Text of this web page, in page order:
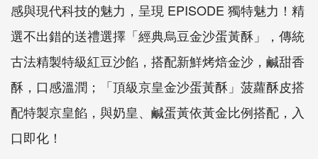
感與現代科技的魅力，呈現 EPISODE 獨特魅力！精
選不出錯的送禮選擇「經典烏豆金沙蛋黃酥」，傳統
古法精製特級紅豆沙餡，搭配新鮮烤焙金沙，鹹甜香
酥，口感溫潤；「頂級京皇金沙蛋黃酥」菠蘿酥皮搭
配特製京皇餡，與奶皇、鹹蛋黃依黃金比例搭配，入
口即化！